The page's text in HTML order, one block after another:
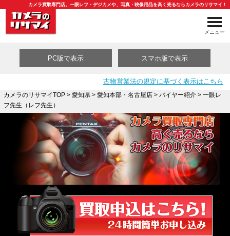
カメラ買取専門店。一眼レフ・デジカメや、写真・映像用品を高く売るならカメラのリサマイ！
メニュー
PC版で表示 スマホ版で表示
古物営業法の規定に基づく表示はこちら
カメラのリサマイTOP> 愛知県 > 愛知本部・名古屋店> バイヤー紹介> 一眼レ
フ先生（レフ先生）